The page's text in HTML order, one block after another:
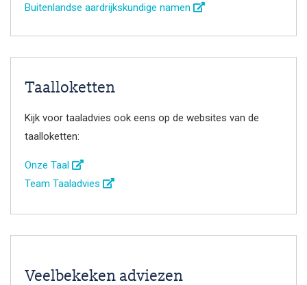
Buitenlandse aardrijkskundige namen
Taalloketten
Kijk voor taaladvies ook eens op de websites van de
taalloketten:
Onze Taal
Team Taaladvies
Veelbekeken adviezen